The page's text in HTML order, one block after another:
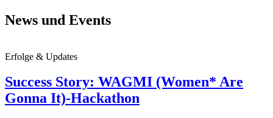
News und Events
Erfolge & Updates
Success Story: WAGMI (Women* Are
Gonna It)-Hackathon